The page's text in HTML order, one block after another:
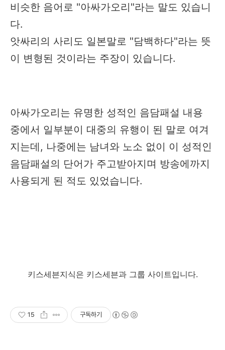
비슷한 음어로 "아싸가오리"라는 말도 있습니
다.
앗싸리의 사리도 일본말로 "담백하다"라는 뜻
이 변형된 것이라는 주장이 있습니다.
아싸가오리는 유명한 성적인 음담패설 내용
중에서 일부분이 대중의 유행이 된 말로 여겨
지는데, 나중에는 남녀와 노소 없이 이 성적인
음담패설의 단어가 주고받아지며 방송에까지
사용되게 된 적도 있었습니다.
키스세븐지식은 키스세븐과 그룹 사이트입니다.
15 구독하기